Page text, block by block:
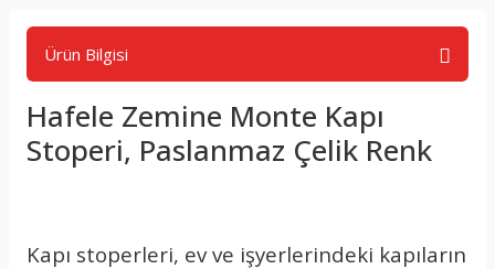
Ürün Bilgisi
Hafele Zemine Monte Kapı
Stoperi, Paslanmaz Çelik Renk
Kapı stoperleri, ev ve işyerlerindeki kapıların